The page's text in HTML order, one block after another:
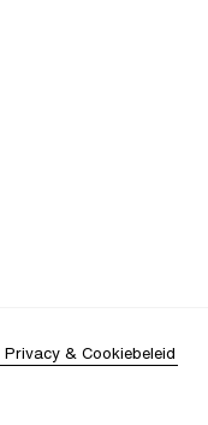
Privacy & Cookiebeleid